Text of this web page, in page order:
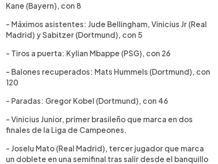
Kane (Bayern), con 8
- Máximos asistentes: Jude Bellingham, Vinicius Jr (Real
Madrid) y Sabitzer (Dortmund), con 5
- Tiros a puerta: Kylian Mbappe (PSG), con 26
- Balones recuperados: Mats Hummels (Dortmund), con
120
- Paradas: Gregor Kobel (Dortmund), con 46
- Vinicius Junior, primer brasileño que marca en dos
finales de la Liga de Campeones.
- Joselu Mato (Real Madrid), tercer jugador que marca
un doblete en una semifinal tras salir desde el banquillo